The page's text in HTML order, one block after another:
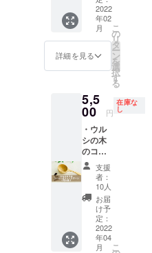
や軍手
をお使
いくだ
さい。
自分で
作った
コー
ジャー
スプー
ンは使
うほど
愛着が
湧いて
くるこ
と間違
いな
し！ぜ
ひ楽し
んで製
作して
くださ
い。 全
りしま
す。 ・
お礼の
メール
報告
メール
年12月
～2022
年4月
月2回程
度） ・
2022年
2月開催
オンラ
イン交
流会ご
招待
（希望
者の
み）
鍋、ボ
ウル
は、ご
自身で
をお願
いしま
リーフ
レット
をご覧
くださ
い。 全
ての支
援者様
に以下
もお送
りしま
す。 ・
お礼の
メール
・進捗
削費用
に活用
させて
きま
す。
月23日
（土）
4月25
日
（月）
いず
れかに
参加。
現地
集合・
現地解
散。詳
細の会
場住所
ろが無
い場合
は、産
地に植
樹をし
援者様
に以下
りしま
す。 ・
お礼の
メール
・進捗
報告
メール
（2021
年12月
～2022
年4月）
クト。
漆の研
究をし
ている
埼玉の
てくれ
まし
た！ ウ
ルシの
木の特
製であ
る軽さ
と優し
い黄色
を活か
したナ
チュラ
ルな
オーナ
サイズ
（手仕
事のた
め凡そ
で
す）
外
4.7 長
さ
12.3
高さ2.6
センチ
容
量：
コー
ヒー粉
すりき
り1杯
約10ｇ
素
材 ：
2022
年02
月
詳細を見る
こ
の
リ
タ
ー
ン
を
選
択
す
る
5,5
00 円
在庫な
し
・ウル
シの木
のコー
ヒーメ
ジャー
スプー
ン （送
料込
み）
サイズ
（手仕
事のた
支援
者：
10人
お届
け予
定：
2022
年04
月
こ